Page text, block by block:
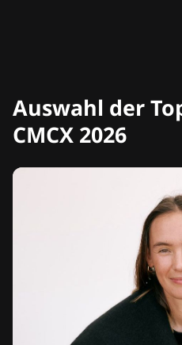
Auswahl der
CMCX 2026